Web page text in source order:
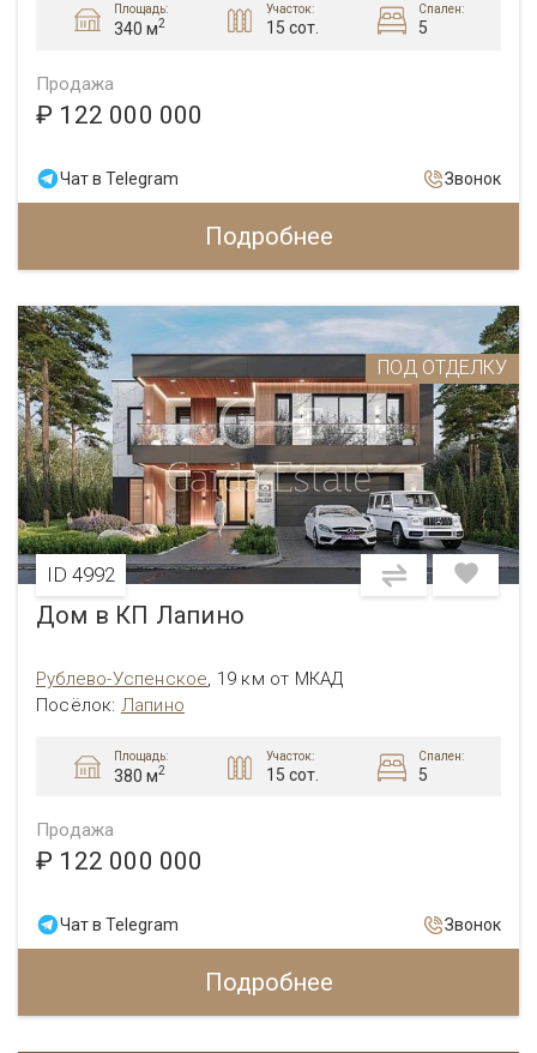
Площадь:
340 м2
Участок:
15 сот.
Спален:
5
Продажа
₽ 122 000 000
Чат в Telegram Звонок
Подробнее
ПОД ОТДЕЛКУ
ID 4992
Дом в КП Лапино
Рублево-Успенское, 19 км от МКАД
Посёлок: Лапино
Площадь:
380 м2
Участок:
15 сот.
Спален:
5
Продажа
₽ 122 000 000
Чат в Telegram Звонок
Подробнее